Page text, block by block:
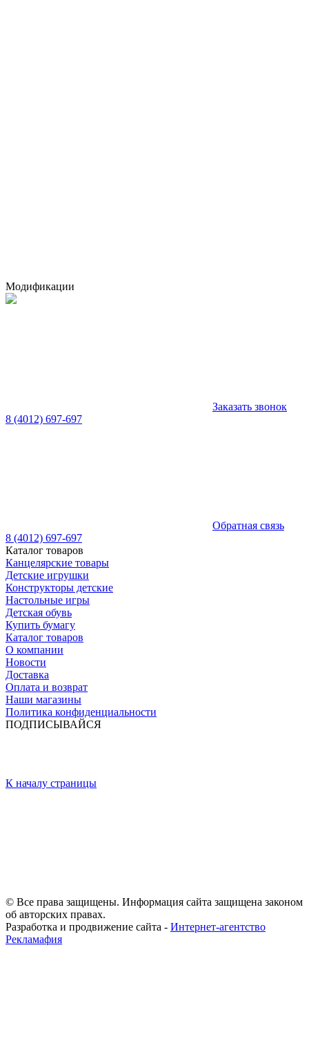
Модификации
Заказать звонок
8 (4012) 697-697
Обратная связь
8 (4012) 697-697
Каталог товаров
Канцелярские товары
Детские игрушки
Конструкторы детские
Настольные игры
Детская обувь
Купить бумагу
Каталог товаров
О компании
Новости
Доставка
Оплата и возврат
Наши магазины
Политика конфиденциальности
ПОДПИСЫВАЙСЯ
К началу страницы
© Все права защищены. Информация сайта защищена законом
об авторских правах.
Разработка и продвижение сайта - Интернет-агентство
Рекламафия